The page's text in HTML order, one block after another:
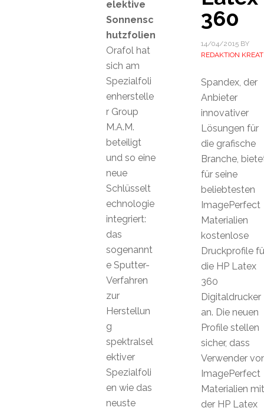
360
14/04/2015BY
REDAKTION
Spandex, der
Anbieter
innovativer
Lösungen für
die grafische
Branche,
für seine
beliebtesten
ImagePerfect
Materialien
kostenlose
Druckprofile
die HP Latex
360
Digitaldrucker
an. Die neuen
Profile stellen
sicher, dass
Verwender
ImagePerfect
Materialien mit
der HP Latex
elektive
Sonnensc
hutzfolien
Orafol hat
sich am
Spezialfoli
enherstelle
r Group
M.A.M.
beteiligt
und so eine
neue
Schlüsselt
echnologie
integriert:
das
sogenannt
e Sputter-
Verfahren
zur
Herstellun
g
spektralsel
ektiver
Spezialfoli
en wie das
neuste